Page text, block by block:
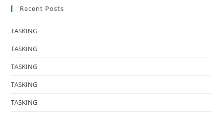
Recent Posts
TASKING
TASKING
TASKING
TASKING
TASKING